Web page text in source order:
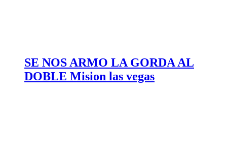
SE NOS ARMO LA GORDA AL
DOBLE Mision las vegas